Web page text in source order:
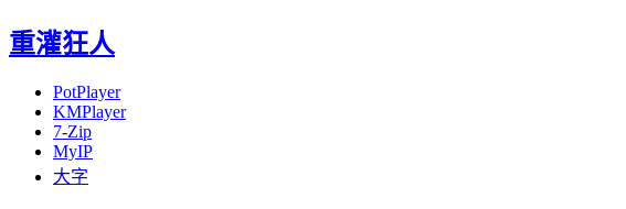
重灌狂人
PotPlayer
KMPlayer
7-Zip
MyIP
大字